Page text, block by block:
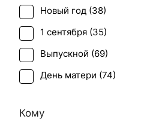
Новый год (38)
1 сентября (35)
Выпускной (69)
День матери (74)
Кому